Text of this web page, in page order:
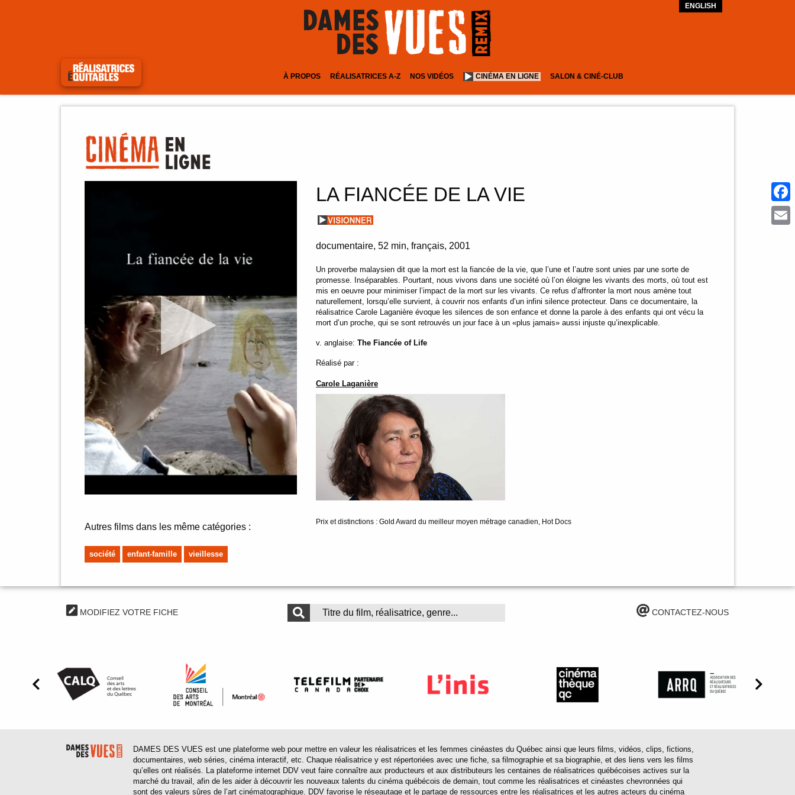
ENGLISH
À PROPOS RÉALISATRICES A-Z NOS VIDÉOS CINÉMA EN LIGNE SALON & CINÉ-CLUB
Autres films dans les même catégories :
société enfant-famille vieillesse
LA FIANCÉE DE LA VIE
documentaire 52 min français 2001
Un proverbe malaysien dit que la mort est la fiancée de la vie, que l’une et l’autre sont unies par une sorte de
promesse. Inséparables. Pourtant, nous vivons dans une société où l’on éloigne les vivants des morts, où tout est
mis en oeuvre pour minimiser l’impact de la mort sur les vivants. Ce refus d’affronter la mort nous amène tout
naturellement, lorsqu’elle survient, à couvrir nos enfants d’un infini silence protecteur. Dans ce documentaire, la
réalisatrice Carole Laganière évoque les silences de son enfance et donne la parole à des enfants qui ont vécu la
mort d’un proche, qui se sont retrouvés un jour face à un «plus jamais» aussi injuste qu’inexplicable.
v. anglaise: The Fiancée of Life
Réalisé par :
Carole Laganière
Prix et distinctions : Gold Award du meilleur moyen métrage canadien, Hot Docs
MODIFIEZ VOTRE FICHE CONTACTEZ-NOUS
DAMES DES VUES est une plateforme web pour mettre en valeur les réalisatrices et les femmes cinéastes du Québec ainsi que leurs films, vidéos, clips, fictions,
documentaires, web séries, cinéma interactif, etc. Chaque réalisatrice y est répertoriées avec une fiche, sa filmographie et sa biographie, et des liens vers les films
qu’elles ont réalisés. La plateforme internet DDV veut faire connaître aux producteurs et aux distributeurs les centaines de réalisatrices québécoises actives sur la
marché du travail, afin de les aider à découvrir les nouveaux talents du cinéma québécois de demain, tout comme les réalisatrices et cinéastes chevronnées qui
sont des valeurs sûres de l’art cinématographique. DDV favorise le réseautage et le partage de ressources entre les réalisatrices et les autres acteurs du cinéma